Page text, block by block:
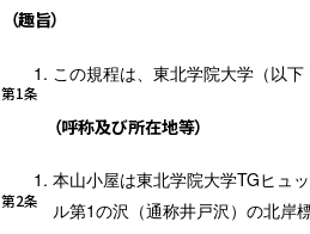
（趣旨）
第1条
この規程は、東北学院大学（以
（呼称及び所在地等）
第2条
本山小屋は東北学院大学TGヒュ
ル第1の沢（通称井戸沢）の北岸